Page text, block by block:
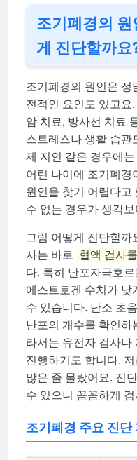
조기폐경의
게 진단할까요
조기폐경의 원인은 정
전적인 요인도 있고요
암 치료, 방사선 치료
스트레스나 생활 습관
제 지인 같은 경우에
어린 나이에 조기폐경
원인을 찾기 어렵다고
수 없는 경우가 생각
그럼 어떻게 진단할까
사는 바로
혈액 검사
다. 특히 난포자극호
에스트로겐 수치가 낮
수 있습니다. 난소 초
난포의 개수를 확인하
라서는 유전자 검사나
진행하기도 합니다.
많은 줄 몰랐어요. 진
수 있으니 꼼꼼하게
조기폐경 주요 진단